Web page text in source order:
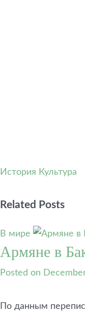
История Культура
Related Posts
В мире
Армяне в
Posted on
По данным